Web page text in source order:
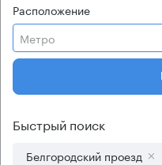
Расположение
Метро
Быстрый поиск
Белгородский проезд